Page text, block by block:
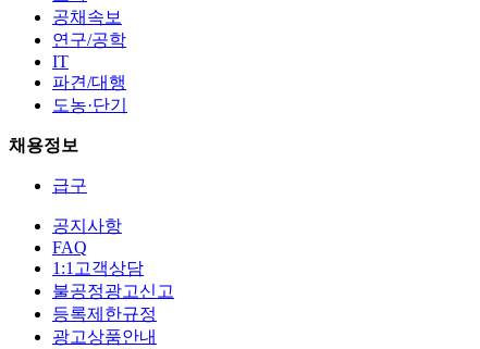
공채속보
연구/공학
IT
파견/대행
도농·단기
채용정보
급구
공지사항
FAQ
1:1고객상담
불공정광고신고
등록제한규정
광고상품안내